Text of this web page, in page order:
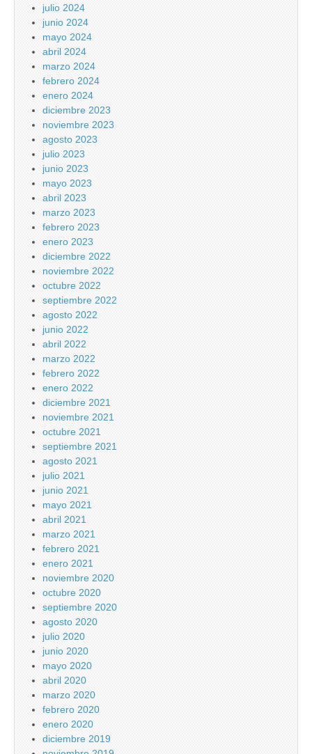
julio 2024
junio 2024
mayo 2024
abril 2024
marzo 2024
febrero 2024
enero 2024
diciembre 2023
noviembre 2023
agosto 2023
julio 2023
junio 2023
mayo 2023
abril 2023
marzo 2023
febrero 2023
enero 2023
diciembre 2022
noviembre 2022
octubre 2022
septiembre 2022
agosto 2022
junio 2022
abril 2022
marzo 2022
febrero 2022
enero 2022
diciembre 2021
noviembre 2021
octubre 2021
septiembre 2021
agosto 2021
julio 2021
junio 2021
mayo 2021
abril 2021
marzo 2021
febrero 2021
enero 2021
noviembre 2020
octubre 2020
septiembre 2020
agosto 2020
julio 2020
junio 2020
mayo 2020
abril 2020
marzo 2020
febrero 2020
enero 2020
diciembre 2019